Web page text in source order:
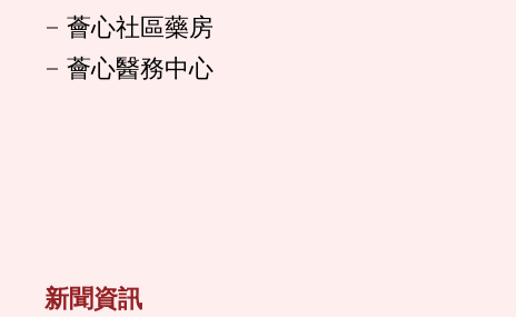
薈心社區藥房
薈心醫務中心
新聞資訊